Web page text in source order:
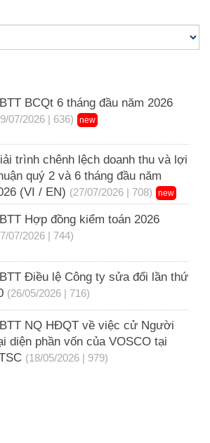
BCQt 6 tháng đầu năm 2026
07/2026 | 636) new
trình chênh lệch doanh thu và lợi
quý 2 và 6 tháng đầu năm
(VI / EN) (27/07/2026 | 708) new
Hợp đồng kiểm toán 2026
07/2026 | 744)
Điều lệ Công ty sửa đổi lần thứ
(26/05/2026 | 716)
NQ HĐQT về việc cử Người
diện phần vốn của VOSCO tại
(18/05/2026 | 979)